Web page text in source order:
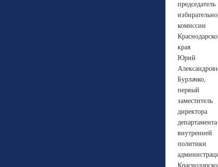
председатель
комиссии
края
Юрий
Бурлачко,
первый
заместитель
директора
департамента
внутренней
политики